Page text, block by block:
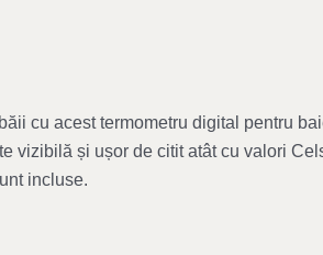
cu acest termometru digital pentru
vizibilă și ușor de citit atât cu valori
incluse.